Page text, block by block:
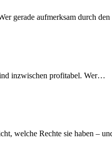
gerade aufmerksam durch
inzwischen profitabel. Wer…
welche Rechte sie haben –